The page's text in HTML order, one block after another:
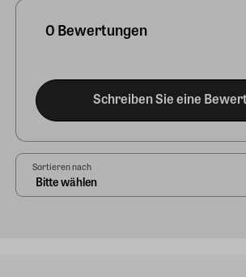
0 Bewertungen
Schreiben Sie eine
Sortieren nach